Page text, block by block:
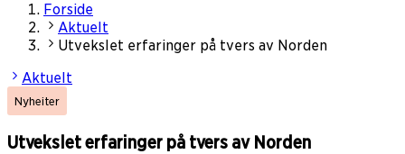
Forside
Aktuelt
Utvekslet erfaringer på tvers av Norden
Aktuelt
Nyheiter
Utvekslet erfaringer på tvers av Norden